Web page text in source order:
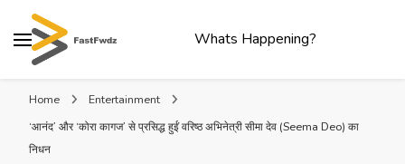
Whats Happening?
Home
Entertainment
‘आनंद’ और ‘कोरा कागज’ से प्रसिद्ध हुईं वरिष्ठ अभिनेत्री सीमा देव (Seema Deo) का
निधन